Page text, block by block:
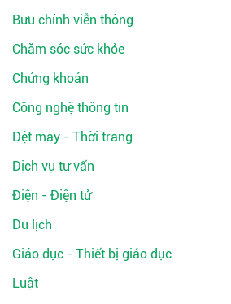
Bưu chính viễn thông
Chăm sóc sức khỏe
Chứng khoán
Công nghệ thông tin
Dệt may - Thời trang
Dịch vụ tư vấn
Điện - Điện tử
Du lịch
Giáo dục - Thiết bị giáo dục
Luật